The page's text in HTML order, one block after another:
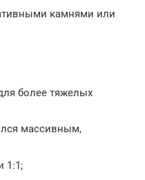
камнями или
более тяжелых
массивным,
1:1;